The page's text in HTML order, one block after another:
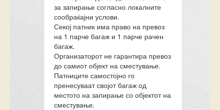
за запирање согласно локалните
сообраќајни услови.
Секој патник има право на превоз
на 1 парче багаж и 1 парче рачен
багаж.
Организаторот не гарантира превоз
до самиот објект на сместување.
Патниците самостојно го
пренесуваат својот багаж од
местото на запирање со објектот на
сместување.